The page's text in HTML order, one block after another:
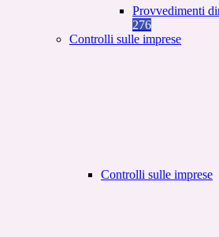
Provvedimenti
276
Controlli sulle imprese
Controlli sulle imprese